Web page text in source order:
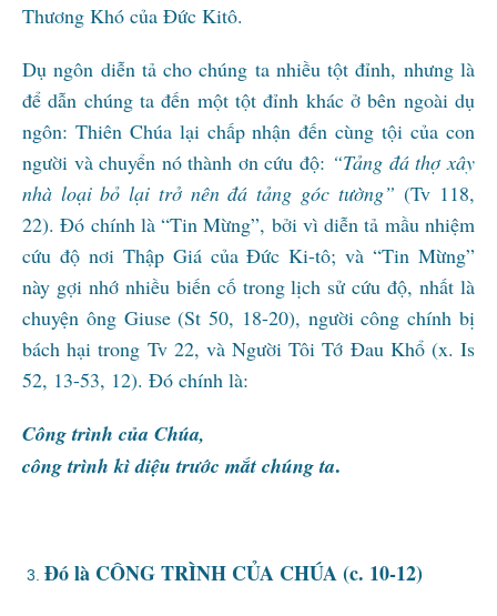
Thương Khó của Đức Kitô.
Dụ ngôn diễn tả cho chúng ta nhiều tột đỉnh, nhưng là
để dẫn chúng ta đến một tột đỉnh khác ở bên ngoài dụ
ngôn: Thiên Chúa lại chấp nhận đến cùng tội của con
người và chuyển nó thành ơn cứu độ: “Tảng đá thợ xây
nhà loại bỏ lại trở nên đá tảng góc tường”(Tv 118,
22). Đó chính là “Tin Mừng”, bởi vì diễn tả mầu nhiệm
cứu độ nơi Thập Giá của Đức Ki-tô; và “Tin Mừng”
này gợi nhớ nhiều biến cố trong lịch sử cứu độ, nhất là
chuyện ông Giuse (St 50, 18-20), người công chính bị
bách hại trong Tv 22, và Người Tôi Tớ Đau Khổ (x. Is
52, 13-53, 12). Đó chính là:
Công trình của Chúa,
công trình kì diệu trước mắt chúng ta.
Đó là CÔNG TRÌNH CỦA CHÚA (c. 10-12)